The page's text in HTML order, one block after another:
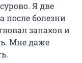
Я две
после болезни
запахов и
Мне даже